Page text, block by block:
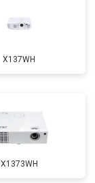
X137WH
X1373WH